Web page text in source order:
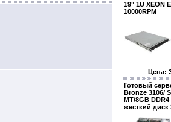
19" 1U XEON
10000RPM
Цена:
Готовый
Bronze 3106/
MT/8GB DDR4
жесткий диск